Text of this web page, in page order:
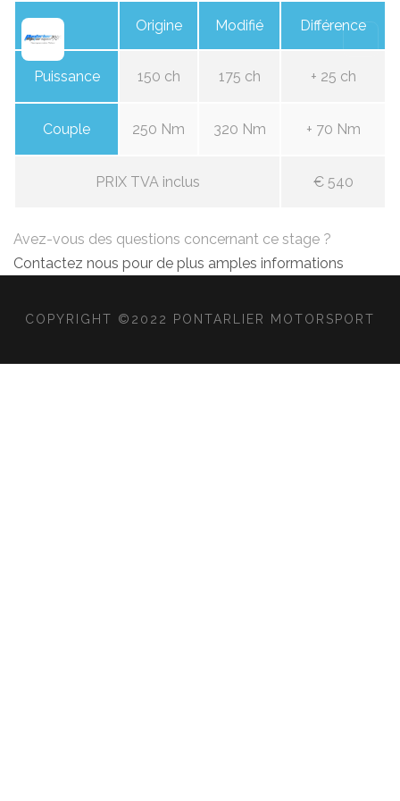
Origine Modifié Différence
Puissance 150 ch 175 ch + 25 ch
Couple 250 Nm 320 Nm + 70 Nm
PRIX TVA inclus € 540
Avez-vous des questions concernant ce stage ?
Contactez nous pour de plus amples informations
COPYRIGHT ©2022 PONTARLIER MOTORSPORT